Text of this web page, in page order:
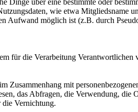
wie etwa Mitgliedsname
Aufwand möglich ist (z.B. durch
für die Verarbeitung Verantwortlichen
Zusammenhang mit
das Abfragen, die Verwendung,
Vernichtung.